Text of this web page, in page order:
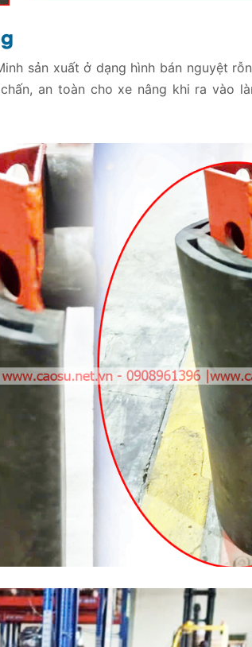
sản xuất ở dạng hình bán nguyệt
an toàn cho xe nâng khi ra vào